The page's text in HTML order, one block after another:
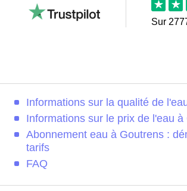
Sur
Informations sur la qualité de
Informations sur le prix de l'eau à
Abonnement eau à Goutrens :
tarifs
FAQ